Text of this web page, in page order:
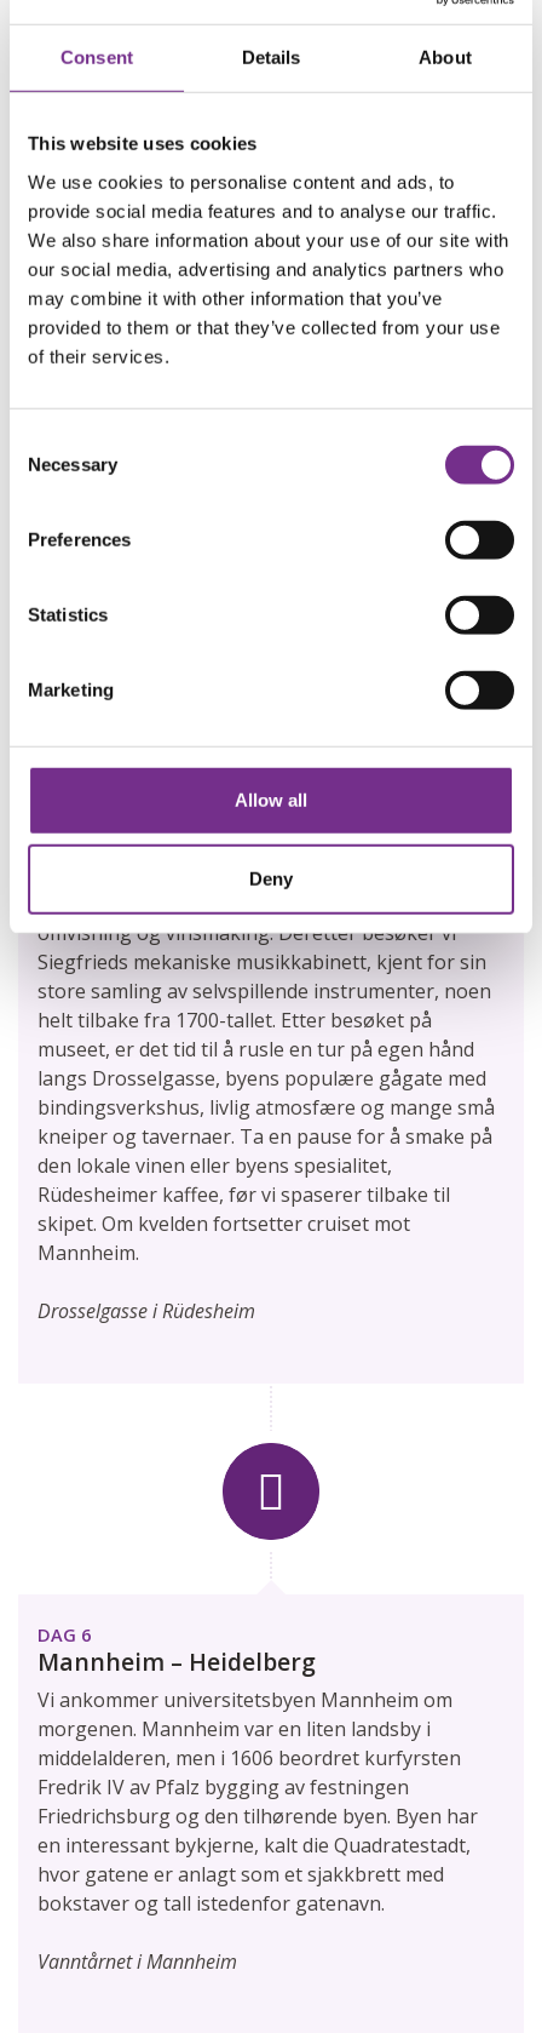
Consent Details About
This website uses cookies
We use cookies to personalise content and ads, to
provide social media features and to analyse our traffic.
We also share information about your use of our site with
our social media, advertising and analytics partners who
may combine it with other information that you’ve
provided to them or that they’ve collected from your use
of their services.
Selection
Necessary
Preferences
Statistics
Marketing
Allow all
Deny
DAG 5
Koblenz – Rüdesheim
Mens vi spiser frokost, fortsetter seilasen. Vi
runder Deutches Eck og fortsetter sørover på
Rhinen. Vi befinner oss nå i området som står på
Rhinen. Fra soldekket har vi utsikt til
landsbyer. Historien og legendene som knytter seg
forfattere, komponister og kunstmalere. Der elven
er på sitt smaleste passerer vi den bratte
myter.
sjarmerende, liten by omgitt av vinmarker, ofte
omtalt som Tysklands vinhovedstad. Her kan du bli
med på en utflukt* med minitog gjennom
vinmarkene, med stopp i den historiske
omvisning og vinsmaking. Deretter besøker vi
Siegfrieds mekaniske musikkabinett, kjent for sin
store samling av selvspillende instrumenter, noen
helt tilbake fra 1700-tallet. Etter besøket på
museet, er det tid til å rusle en tur på egen hånd
langs Drosselgasse, byens populære gågate med
bindingsverkshus, livlig atmosfære og mange små
kneiper og tavernaer. Ta en pause for å smake på
den lokale vinen eller byens spesialitet,
Rüdesheimer kaffee, før vi spaserer tilbake til
skipet. Om kvelden fortsetter cruiset mot
Mannheim.
Drosselgasse i Rüdesheim
DAG 6
Mannheim – Heidelberg
Vi ankommer universitetsbyen Mannheim om
morgenen. Mannheim var en liten landsby i
middelalderen, men i 1606 beordret kurfyrsten
Fredrik IV av Pfalz bygging av festningen
Friedrichsburg og den tilhørende byen. Byen har
en interessant bykjerne, kalt die Quadratestadt,
hvor gatene er anlagt som et sjakkbrett med
bokstaver og tall istedenfor gatenavn.
Vanntårnet i Mannheim